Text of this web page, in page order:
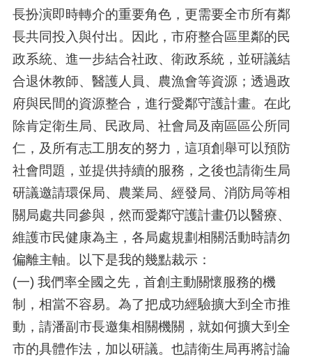
長扮演即時轉介的重要角色，更需要全市所有鄰
長共同投入與付出。因此，市府整合區里鄰的民
政系統、進一步結合社政、衛政系統，並研議結
合退休教師、醫護人員、農漁會等資源；透過政
府與民間的資源整合，進行愛鄰守護計畫。在此
除肯定衛生局、民政局、社會局及南區區公所同
仁，及所有志工朋友的努力，這項創舉可以預防
社會問題，並提供持續的服務，之後也請衛生局
研議邀請環保局、農業局、經發局、消防局等相
關局處共同參與，然而愛鄰守護計畫仍以醫療、
維護市民健康為主，各局處規劃相關活動時請勿
偏離主軸。以下是我的幾點裁示：
(一) 我們率全國之先，首創主動關懷服務的機
制，相當不容易。為了把成功經驗擴大到全市推
動，請潘副市長邀集相關機關，就如何擴大到全
市的具體作法，加以研議。也請衛生局再將討論